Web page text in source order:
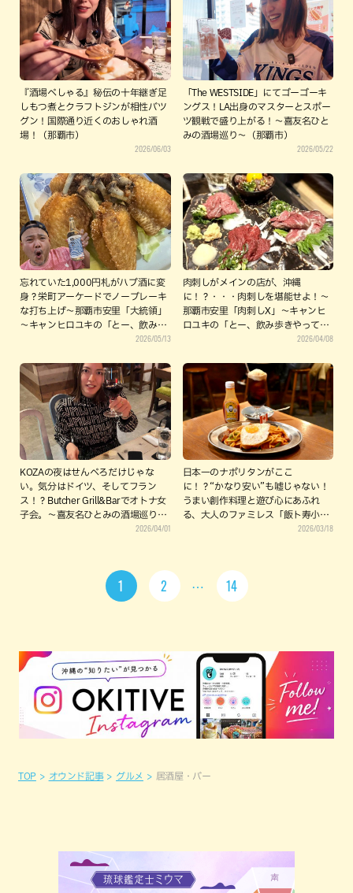
『酒場べしゃる』秘伝の十年継ぎ足
しもつ煮とクラフトジンが相性バツ
グン！国際通り近くのおしゃれ酒
場！（那覇市）
2026/06/03
「The WESTSIDE」にてゴーゴーキ
ングス！LA出身のマスターとスポー
ツ観戦で盛り上がる！〜喜友名ひと
みの酒場巡り〜（那覇市）
2026/05/22
忘れていた1,000円札がハブ酒に変
身？栄町アーケードでノーブレーキ
な打ち上げ〜那覇市安里「大統領」
～キャンヒロユキの「とー、飲み歩
2026/05/13
肉刺しがメインの店が、沖縄
に！？・・・肉刺しを堪能せよ！〜
那覇市安里「肉刺しX」～キャンヒ
ロユキの「とー、飲み歩きやってみ
2026/04/08
KOZAの夜はせんべろだけじゃな
い。気分はドイツ、そしてフラン
ス！？Butcher Grill&Barでオトナ女
子会。〜喜友名ひとみの酒場巡り〜
2026/04/01
日本一のナポリタンがここ
に！？“かなり安い”も嘘じゃない！
うまい創作料理と遊び心にあふれ
る、大人のファミレス「飯ト寿小や
2026/03/18
1 2 14
TOP オウンド記事 グルメ 居酒屋・バー